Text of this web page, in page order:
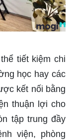
tiết kiệm chi
học hay các
kết nối bằng
thuận lợi cho
tập trung đầy
viện, phòng